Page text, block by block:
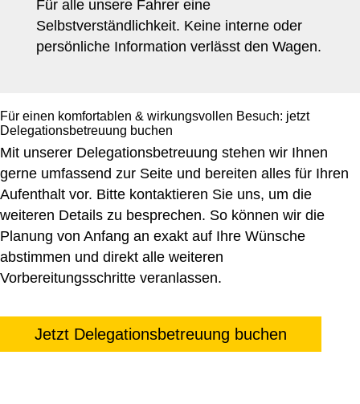
Für alle unsere Fahrer eine
Selbstverständlichkeit. Keine interne oder
persönliche Information verlässt den Wagen.
Für einen komfortablen & wirkungsvollen Besuch: jetzt
Delegationsbetreuung buchen
Mit unserer Delegationsbetreuung stehen wir Ihnen
gerne umfassend zur Seite und bereiten alles für Ihren
Aufenthalt vor. Bitte kontaktieren Sie uns, um die
weiteren Details zu besprechen. So können wir die
Planung von Anfang an exakt auf Ihre Wünsche
abstimmen und direkt alle weiteren
Vorbereitungsschritte veranlassen.
Jetzt Delegationsbetreuung buchen